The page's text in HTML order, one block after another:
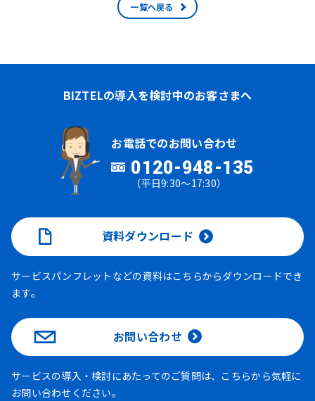
一覧へ戻る
BIZTELの導入を検討中のお客さまへ
お電話でのお問い合わせ
0120-948-135
（平日9:30～17:30）
資料ダウンロード
サービスパンフレットなどの資料はこちらからダウンロードでき
ます。
お問い合わせ
サービスの導入・検討にあたってのご質問は、こちらから気軽に
お問い合わせください。